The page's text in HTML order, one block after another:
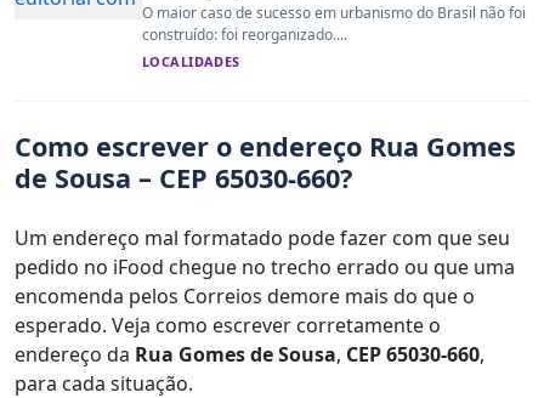
O maior caso de sucesso em urbanismo do Brasil não foi
construído: foi reorganizado....
LOCALIDADES
Como escrever o endereço Rua Gomes
de Sousa – CEP 65030-660?
Um endereço mal formatado pode fazer com que seu
pedido no iFood chegue no trecho errado ou que uma
encomenda pelos Correios demore mais do que o
esperado. Veja como escrever corretamente o
endereço da Rua Gomes de Sousa, CEP 65030-660,
para cada situação.